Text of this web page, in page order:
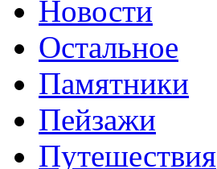
Новости
Остальное
Памятники
Пейзажи
Путешествия